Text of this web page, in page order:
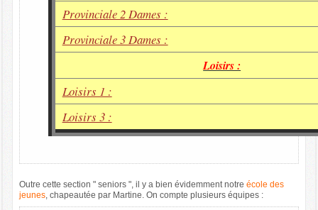
Provinciale 2 Dames :
Provinciale 3 Dames :
Loisirs :
Loisirs 1 :
Loisirs 3 :
Outre cette section " seniors ", il y a bien évidemment notre école des
jeunes, chapeautée par Martine. On compte plusieurs équipes :